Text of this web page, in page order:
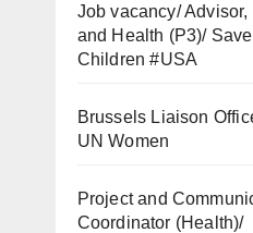
Job vacancy/
and Health (P3)/
Children #USA
Brussels Liaison
UN Women
Project and
Coordinator (Health)/